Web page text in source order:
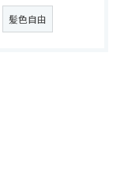
髪色自由